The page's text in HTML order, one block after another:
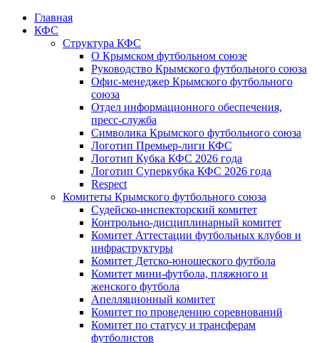
Главная
КФС
Структура КФС
О Крымском футбольном союзе
Руководство Крымского футбольного союза
Офис-менеджер Крымского футбольного
союза
Отдел информационного обеспечения,
пресс-служба
Символика Крымского футбольного союза
Логотип Премьер-лиги КФС
Логотип Кубка КФС 2026 года
Логотип Суперкубка КФС 2026 года
Respect
Комитеты Крымского футбольного союза
Судейско-инспекторский комитет
Контрольно-дисциплинарный комитет
Комитет Аттестации футбольных клубов и
инфраструктуры
Комитет Детско-юношеского футбола
Комитет мини-футбола, пляжного и
женского футбола
Апелляционный комитет
Комитет по проведению соревнований
Комитет по статусу и трансферам
футболистов